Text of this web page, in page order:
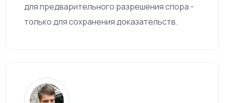
для предварительного разрешения спора -
только для сохранения доказательств.